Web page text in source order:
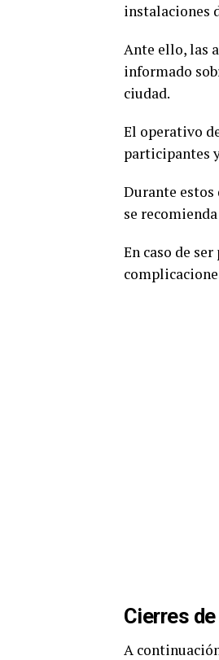
instalaciones
Ante ello, las
informado
ciudad.
El operativo
participantes
Durante
se
En caso de
Cierres
A